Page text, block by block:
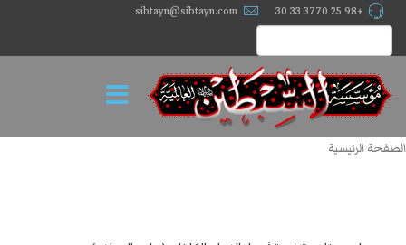
+98 25 3770 33 30
sibtayn@sibtayn.com
الصفحة الرئيسية